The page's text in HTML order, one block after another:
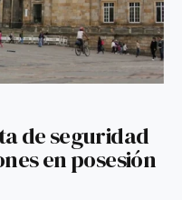
de seguridad
en posesión